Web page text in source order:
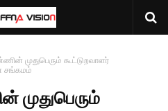
முதுபெரும் கூட்டுறவாளர்
சங்கமம்
முதுபெரும்